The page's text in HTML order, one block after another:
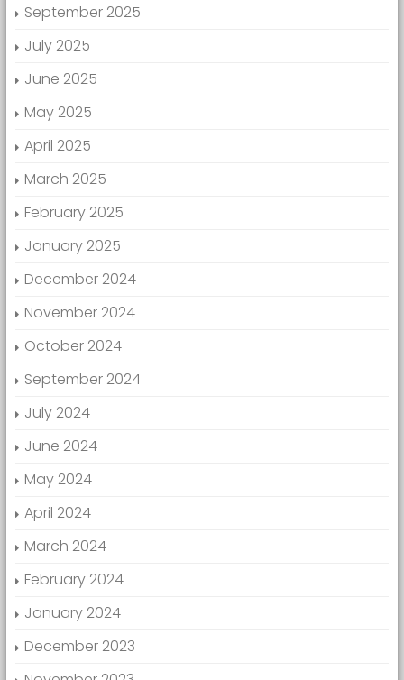
September 2025
July 2025
June 2025
May 2025
April 2025
March 2025
February 2025
January 2025
December 2024
November 2024
October 2024
September 2024
July 2024
June 2024
May 2024
April 2024
March 2024
February 2024
January 2024
December 2023